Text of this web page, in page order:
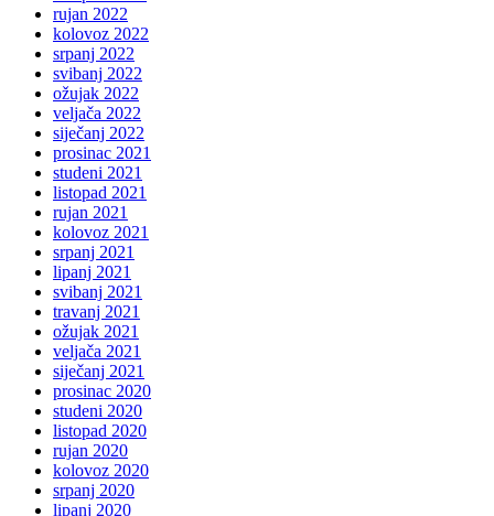
rujan 2022
kolovoz 2022
srpanj 2022
svibanj 2022
ožujak 2022
veljača 2022
siječanj 2022
prosinac 2021
studeni 2021
listopad 2021
rujan 2021
kolovoz 2021
srpanj 2021
lipanj 2021
svibanj 2021
travanj 2021
ožujak 2021
veljača 2021
siječanj 2021
prosinac 2020
studeni 2020
listopad 2020
rujan 2020
kolovoz 2020
srpanj 2020
lipanj 2020